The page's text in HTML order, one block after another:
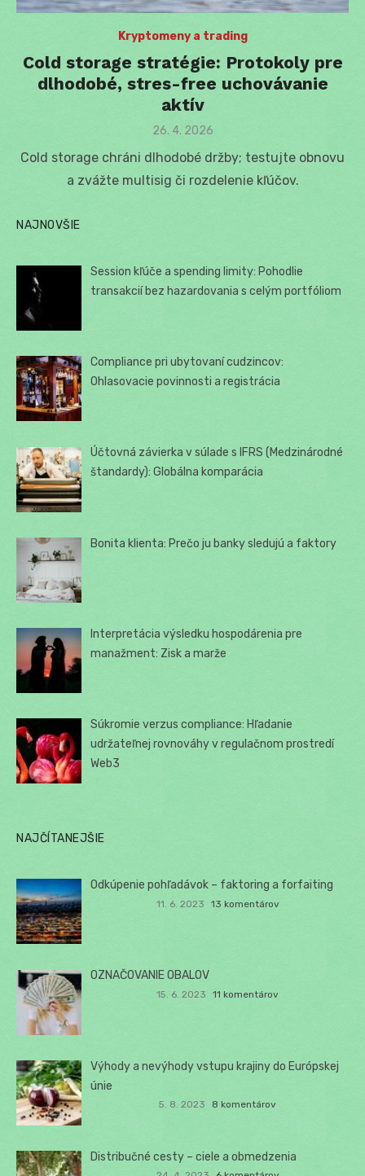
Kryptomeny a trading
Cold storage stratégie: Protokoly pre
dlhodobé, stres-free uchovávanie
aktív
Posted
26. 4. 2026
Cold storage chráni dlhodobé držby; testujte obnovu
a zvážte multisig či rozdelenie kľúčov.
NAJNOVŠIE
Session kľúče a spending limity: Pohodlie
transakcií bez hazardovania s celým portfóliom
Compliance pri ubytovaní cudzincov:
Ohlasovacie povinnosti a registrácia
Účtovná závierka v súlade s IFRS (Medzinárodné
štandardy): Globálna komparácia
Bonita klienta: Prečo ju banky sledujú a faktory
Interpretácia výsledku hospodárenia pre
manažment: Zisk a marže
Súkromie verzus compliance: Hľadanie
udržateľnej rovnováhy v regulačnom prostredí
Web3
NAJČÍTANEJŠIE
Odkúpenie pohľadávok – faktoring a forfaiting
11. 6. 2023 13 komentárov
OZNAČOVANIE OBALOV
15. 6. 2023 11 komentárov
Výhody a nevýhody vstupu krajiny do Európskej
únie
5. 8. 2023 8 komentárov
Distribučné cesty – ciele a obmedzenia